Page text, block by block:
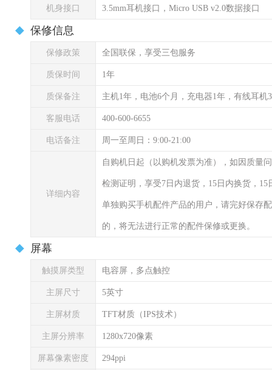
机身接口 3.5mm耳机接口，Micro USB v2.0数据接口
保修信息
保修政策 全国联保，享受三包服务
质保时间 1年
质保备注 主机1年，电池6个月，充电器1年，有线耳机
客服电话 400-600-6655
电话备注 周一至周日：9:00-21:00
详细内容
自购机日起（以购机发票为准），如因质量
检测证明，享受7日内退货，15日内换货，
单独购买手机配件产品的用户，请完好保存
的，将无法进行正常的配件保修或更换。
屏幕
触摸屏类型 电容屏，多点触控
主屏尺寸 5英寸
主屏材质 TFT材质（IPS技术）
主屏分辨率 1280x720像素
屏幕像素密度 294ppi